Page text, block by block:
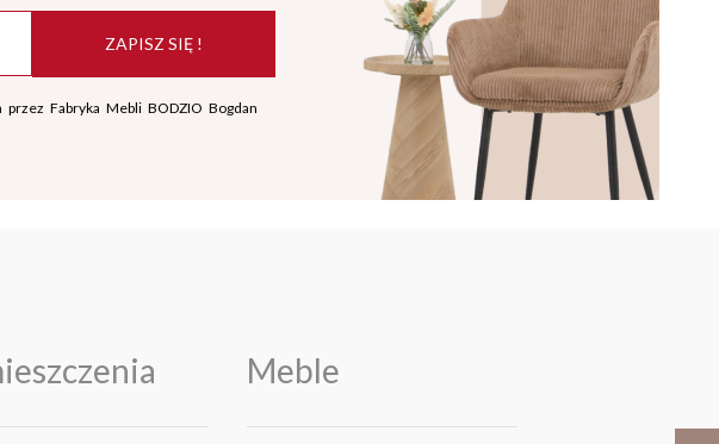
ZAPISZ SIĘ !
Fabryka Mebli BODZIO Bogdan
Meble